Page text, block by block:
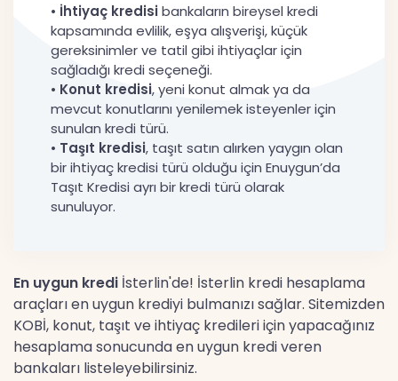
• İhtiyaç kredisibankaların bireysel kredi
kapsamında evlilik, eşya alışverişi, küçük
gereksinimler ve tatil gibi ihtiyaçlar için
sağladığı kredi seçeneği.
• Konut kredisi, yeni konut almak ya da
mevcut konutlarını yenilemek isteyenler için
sunulan kredi türü.
• Taşıt kredisi, taşıt satın alırken yaygın olan
bir ihtiyaç kredisi türü olduğu için Enuygun’da
Taşıt Kredisi ayrı bir kredi türü olarak
sunuluyor.
En uygun kredi İsterlin'de! İsterlin kredi hesaplama
araçları en uygun krediyi bulmanızı sağlar. Sitemizden
KOBİ, konut, taşıt ve ihtiyaç kredileri için yapacağınız
hesaplama sonucunda en uygun kredi veren
bankaları listeleyebilirsiniz.